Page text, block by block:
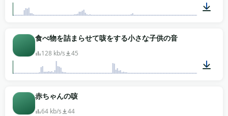
食べ物を詰まらせて咳をする小さな子供の音
128 kb/s 45
赤ちゃんの咳
64 kb/s 44